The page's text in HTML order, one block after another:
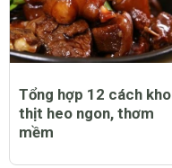
Tổng hợp 12 cách kho
thịt heo ngon, thơm
mềm